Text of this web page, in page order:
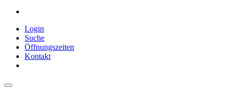
Login
Suche
Öffnungszeiten
Kontakt